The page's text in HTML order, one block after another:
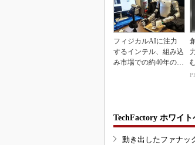
フィジカルAIに注力
するインテル、組み込
み市場での約40年の実
TechFactory ホワイ
動き出したファナッ